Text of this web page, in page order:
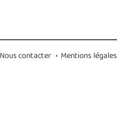
Nous contacter • Mentions légales